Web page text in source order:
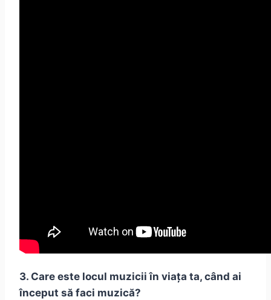
3. Care este locul muzicii în viața ta, când ai
început să faci muzică?